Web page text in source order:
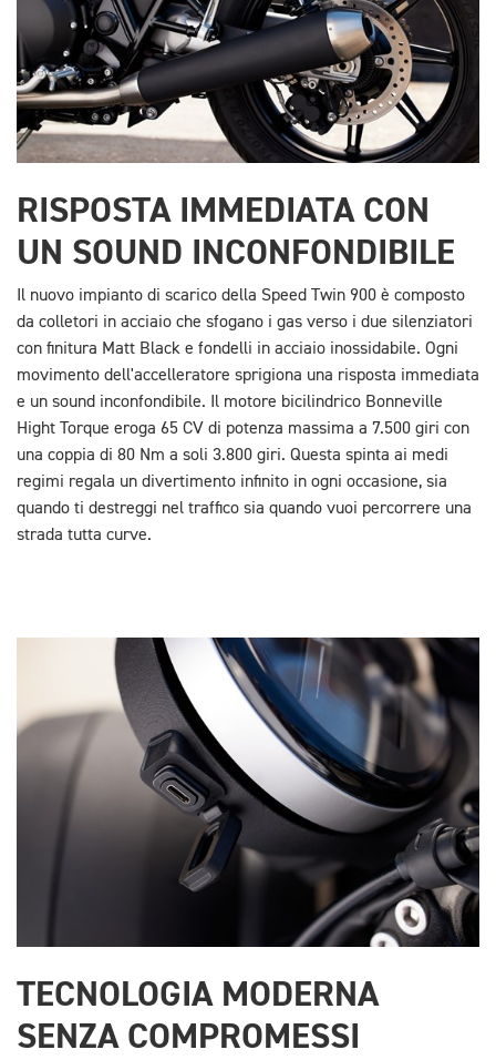
RISPOSTA IMMEDIATA CON
UN SOUND INCONFONDIBILE
Il nuovo impianto di scarico della Speed Twin 900 è composto
da colletori in acciaio che sfogano i gas verso i due silenziatori
con finitura Matt Black e fondelli in acciaio inossidabile. Ogni
movimento dell'accelleratore sprigiona una risposta immediata
e un sound inconfondibile. Il motore bicilindrico Bonneville
Hight Torque eroga 65 CV di potenza massima a 7.500 giri con
una coppia di 80 Nm a soli 3.800 giri. Questa spinta ai medi
regimi regala un divertimento infinito in ogni occasione, sia
quando ti destreggi nel traffico sia quando vuoi percorrere una
strada tutta curve.
TECNOLOGIA MODERNA
SENZA COMPROMESSI